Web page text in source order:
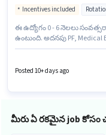
Incentives included
ఈ ఉద్యోగం 0 - 6 నెలలు
ఉంటుంది. అదనపు PF,
Card, Aadhar Card, Bank
చండీగఢ్ లో ఉంది. ఈ ఉద్యోగానికి
Posted 10+ days ago
మీరు ఏ రకమైన job కోసం